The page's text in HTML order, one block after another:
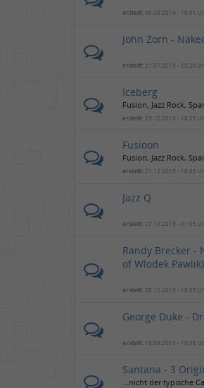
erstellt: 09.09.2014 - 16:01
John Zorn -
erstellt: 21.07.2010 - 20:20
Iceberg
Fusion, Jazz Rock,
erstellt: 23.12.2013 - 18:25
Fusioon
Fusion, Jazz Rock,
erstellt: 21.12.2013 - 16:45
Jazz Q
erstellt: 27.10.2013 - 01:05
Randy Brecker -
of Wlodek Pawlik)
erstellt: 26.10.2013 - 18:53
George Duke -
erstellt: 18.09.2013 - 18:38
Santana - 3
...nicht der typische